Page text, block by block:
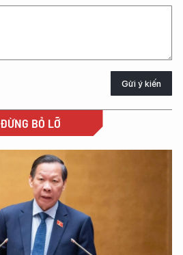
Gửi ý kiến
ĐỪNG BỎ LỠ